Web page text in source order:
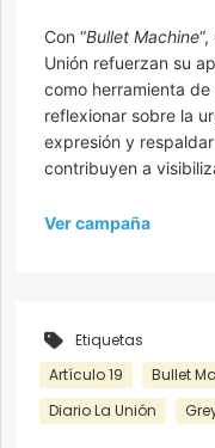
Con “Bullet Machine
Unión refuerzan su
como herramienta
reflexionar sobre la
expresión y
contribuyen a
Ver campaña
Etiquetas
Artículo 19
Bullet
Diario La Unión